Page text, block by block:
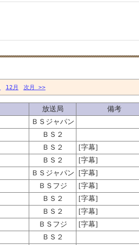
12月 次月 >>
放送局
備考
ＢＳジャパン
ＢＳ２
ＢＳ２
[字幕]
ＢＳ２
[字幕]
ＢＳジャパン
[字幕]
ＢＳフジ
[字幕]
ＢＳ２
[字幕]
ＢＳ２
[字幕]
ＢＳフジ
[字幕]
ＢＳ２